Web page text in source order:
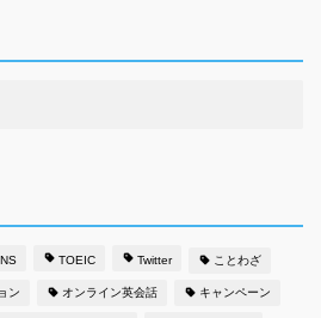
TOEIC Twitter ことわざ
ン オンライン英会話 キャンペーン